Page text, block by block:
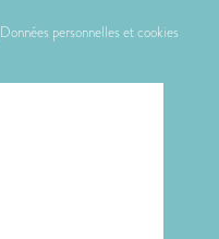
Données personnelles et cookies